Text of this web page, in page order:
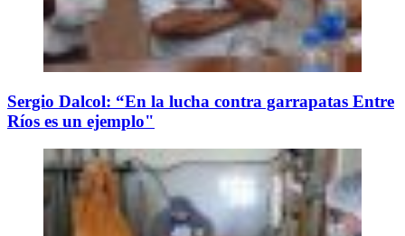
Sergio Dalcol: “En la lucha contra garrapatas Entre
Ríos es un ejemplo"